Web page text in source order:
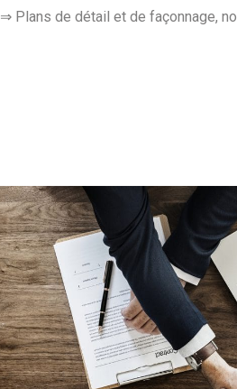
⇒ Plans de détail et de façonnage,